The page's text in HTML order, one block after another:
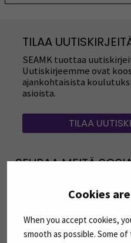
Cookies
When you accept cookies,
smooth as possible. Some
TILAA
SEAMK tuottaa
Uutiskirjeemme ovat
ajankohtaisista
asioista.
TILAA
SEURAA MEITÄ